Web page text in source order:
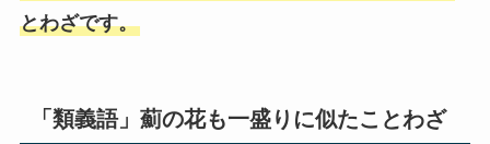
とわざです。
「類義語」薊の花も一盛りに似たことわざ